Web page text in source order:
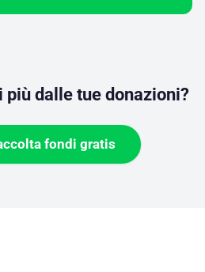
più dalle tue donazioni?
fondi gratis